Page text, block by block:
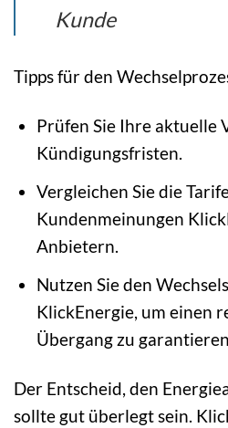
Kunde
Tipps für den
Prüfen Sie Ihre aktuelle
Kündigungsfristen.
Vergleichen Sie die
Kundenmeinungen
Anbietern.
Nutzen Sie den
KlickEnergie, um einen
Übergang zu garantieren.
Der Entscheid, den
sollte gut überlegt sein.